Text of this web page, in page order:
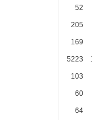
52
205
169
5223
103
60
64